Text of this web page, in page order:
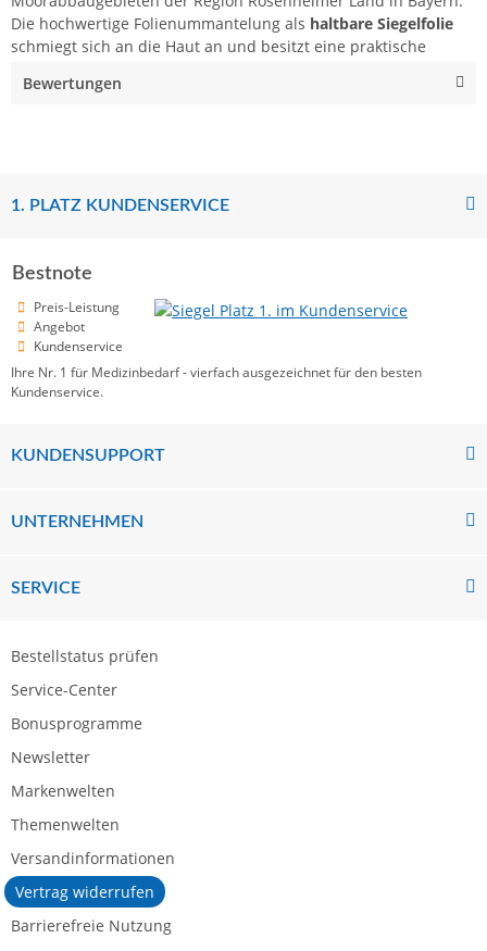
Die hochwertige Folienummantelung als haltbare Siegelfolie
schmiegt sich an die Haut an und besitzt eine praktische
Bewertungen
1. PLATZ KUNDENSERVICE
Bestnote
Preis-Leistung
Angebot
Kundenservice
Ihre Nr. 1 für Medizinbedarf - vierfach ausgezeichnet für den besten
Kundenservice.
KUNDENSUPPORT
UNTERNEHMEN
SERVICE
Bestellstatus prüfen
Service-Center
Bonusprogramme
Newsletter
Markenwelten
Themenwelten
Versandinformationen
Vertrag widerrufen
Barrierefreie Nutzung